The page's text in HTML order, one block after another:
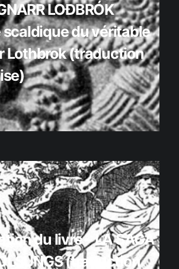
LOÐBRÓK
scaldique du véritable
Lothbrok (traduction
du livre – LA SAGA
(traduction